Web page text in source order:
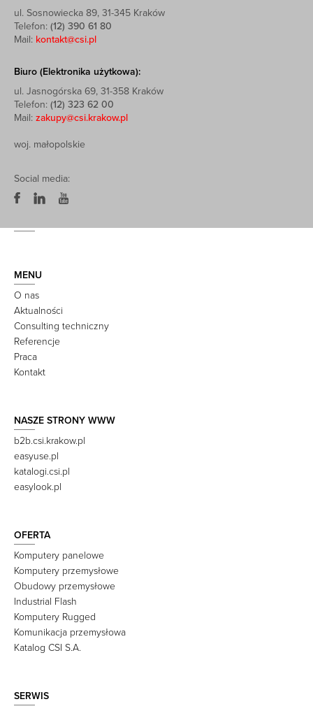
ul. Sosnowiecka 89, 31-345 Kraków
Telefon: (12) 390 61 80
Mail: kontakt@csi.pl
Biuro (Elektronika użytkowa):
ul. Jasnogórska 69, 31-358 Kraków
Telefon: (12) 323 62 00
Mail: zakupy@csi.krakow.pl
woj. małopolskie
Social media:
MENU
O nas
Aktualności
Consulting techniczny
Referencje
Praca
Kontakt
NASZE STRONY WWW
b2b.csi.krakow.pl
easyuse.pl
katalogi.csi.pl
easylook.pl
OFERTA
Komputery panelowe
Komputery przemysłowe
Obudowy przemysłowe
Industrial Flash
Komputery Rugged
Komunikacja przemysłowa
Katalog CSI S.A.
SERWIS